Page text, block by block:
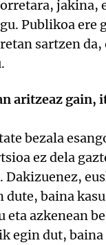
jakina,
Publikoa ere
sartzen
aritzeaz gain,
bezala
ez dela
Dakizuenez,
dute, baina
eta azkenean
egin dut,